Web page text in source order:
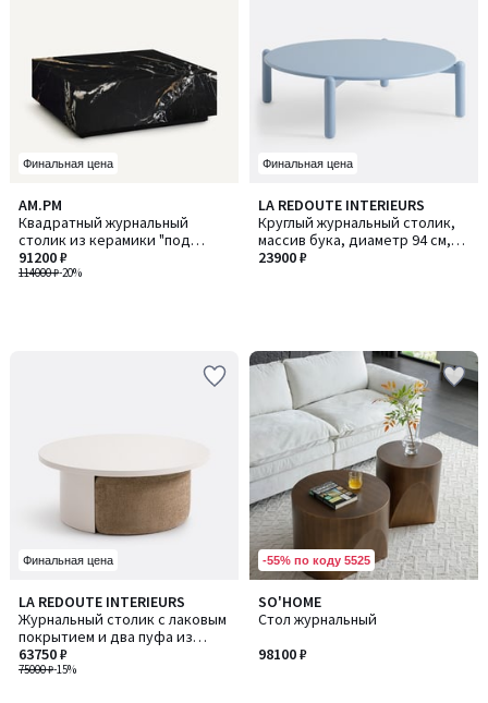
Финальная цена
AM.PM
Квадратный журнальный
столик из керамики "под
мрамор", ALCANA / АЛКАНА
114000 ₽-20%
91200 ₽
Финальная цена
LA REDOUTE INTERIEURS
Круглый журнальный столик,
массив бука, диаметр 94 см,
COLOQUO / КОЛОКУО
23900 ₽
Финальная цена
LA REDOUTE INTERIEURS
Журнальный столик с лаковым
покрытием и два пуфа из
текстурированной ткани, JEN
/ ДЖЕН
75000 ₽-15%
63750 ₽
-55% по коду 5525
SO'HOME
Стол журнальный
98100 ₽